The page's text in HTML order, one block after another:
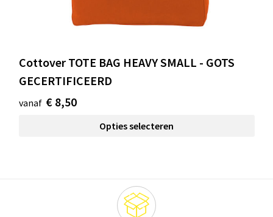
Cottover TOTE BAG HEAVY SMALL - GOTS
GECERTIFICEERD
vanaf € 8,50
Opties selecteren